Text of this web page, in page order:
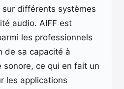
différents systèmes
audio. AIFF est
les professionnels
de sa capacité à
sonore, ce qui en fait un
les applications